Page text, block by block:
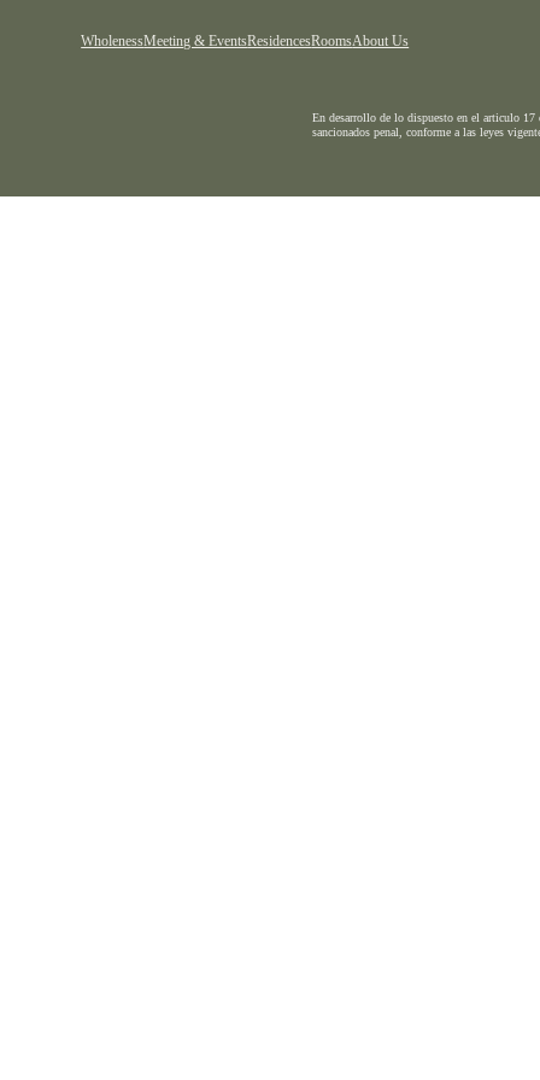
WholenessMeeting & EventsResidencesRoomsAbout Us
En desarrollo de lo dispuesto en el articulo 17
sancionados penal, conforme a las leyes